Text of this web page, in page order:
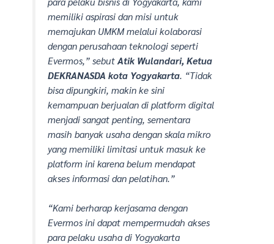
memiliki aspirasi dan misi untuk
memajukan UMKM melalui kolaborasi
dengan perusahaan teknologi seperti
Evermos,” sebutAtik Wulandari, Ketua
DEKRANASDA kota Yogyakarta. “Tidak
bisa dipungkiri, makin ke sini
kemampuan berjualan diplatform digital
menjadi sangat penting, sementara
masih banyak usaha dengan skala mikro
yang memiliki limitasi untuk masuk ke
platform ini karena belum mendapat
akses informasi dan pelatihan.”
“Kami berharap kerjasama dengan
Evermos ini dapat mempermudah akses
para pelaku usaha di Yogyakarta